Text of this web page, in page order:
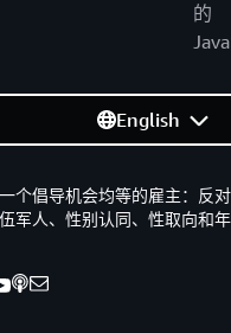
的
English
个倡导机会均等的雇主：反
军人、性别认同、性取向和年